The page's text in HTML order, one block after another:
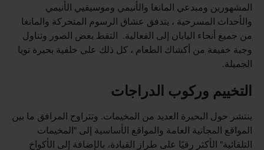
المشهورين ومبدعي المانغا والأنيمي وموسيقيي الأنيمي
والأحداث المسرحية ، يتدفق عشاق الرسوم المتحركة والمانغا
من جميع أنحاء اليابان إلى الفعالية. التقط بعض الصور وتناول
وجبة خفيفة من أكشاك الطعام ، كل ذلك على خلفية بحيرة تويا
الجميلة.
التخييم وركوب الدراجات
ينتشر حول البحيرة العديد من المخيمات. وتتراوح المرافق ما بين
المواقع المجانية العامة والمواقع الأساسية إلى "المخيمات
التلقائية" الأكثر رقيًا على طراز القيادة، بالإضافة إلى الأكواخ